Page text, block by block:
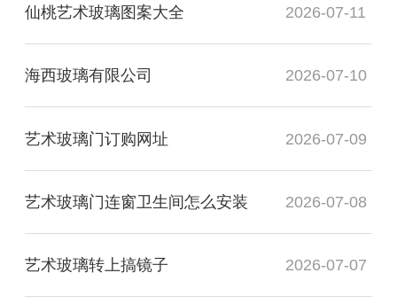
仙桃艺术玻璃图案大全 2026-07-11
海西玻璃有限公司 2026-07-10
艺术玻璃门订购网址 2026-07-09
艺术玻璃门连窗卫生间怎么安装 2026-07-08
艺术玻璃转上搞镜子 2026-07-07